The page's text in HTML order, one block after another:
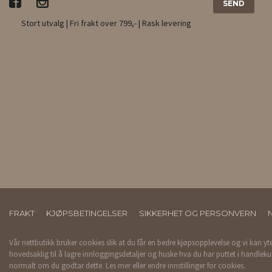
Stort utvalg | Fri frakt over 799,- | Rask levering
FRAKT KJØPSBETINGELSER SIKKERHET OG PERSONVERN
Vår nettbutikk bruker cookies slik at du får en bedre kjøpsopplevelse og vi kan
hovedsaklig til å lagre innloggingsdetaljer og huske hva du har puttet i
normalt om du godtar dette. Les mer eller endre innstillinger for cookies.